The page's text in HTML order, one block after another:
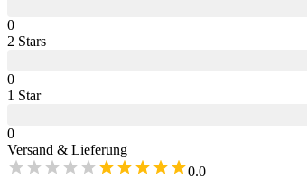
0
2 Stars
0
1 Star
0
Versand & Lieferung
0.0